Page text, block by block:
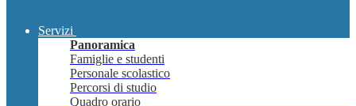
Servizi
Panoramica
Famiglie e studenti
Personale scolastico
Percorsi di studio
Quadro orario